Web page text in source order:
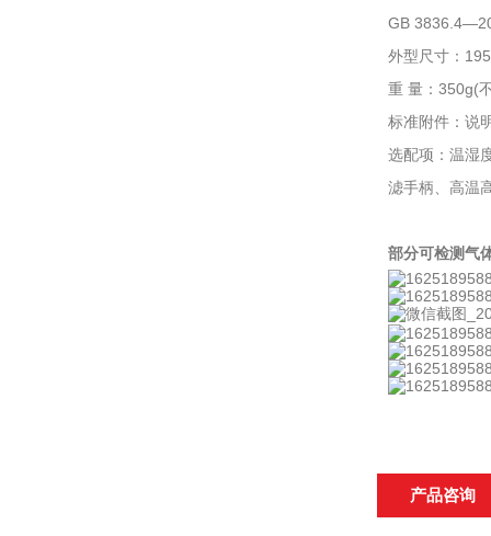
GB
外型尺寸：
重 量：350g(
标准附件：说
选配项：温湿
滤手柄、高温
部分可检测气
产品咨询